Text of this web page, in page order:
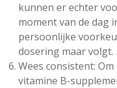
kunnen er echter
moment van de dag
persoonlijke
dosering maar volgt.
Wees consistent:
vitamine B-